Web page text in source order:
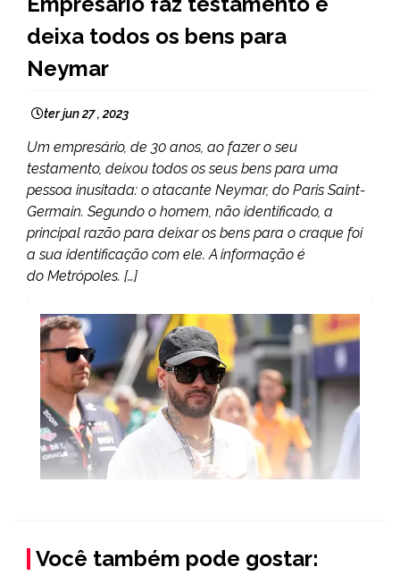
NOTÍCIAS
deixa todos os bens para
Neymar
ter jun 27 , 2023
Um empresário, de 30 anos, ao fazer o seu
testamento, deixou todos os seus bens para uma
pessoa inusitada: o atacante Neymar, do Paris Saint-
Germain. Segundo o homem, não identificado, a
principal razão para deixar os bens para o craque foi
a sua identificação com ele. A informação é
do Metrópoles. […]
Você também pode gostar: